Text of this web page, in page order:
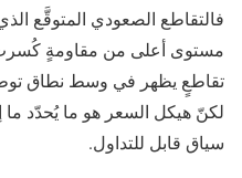
فالتقاطع الصعودي المتوقَّع
مستوى أعلى من مقاومةٍ كُسرت
تقاطعٍ يظهر في وسط نطاق
لكنّ هيكل السعر هو ما يُحدّد ما
سياق قابل للتداول.